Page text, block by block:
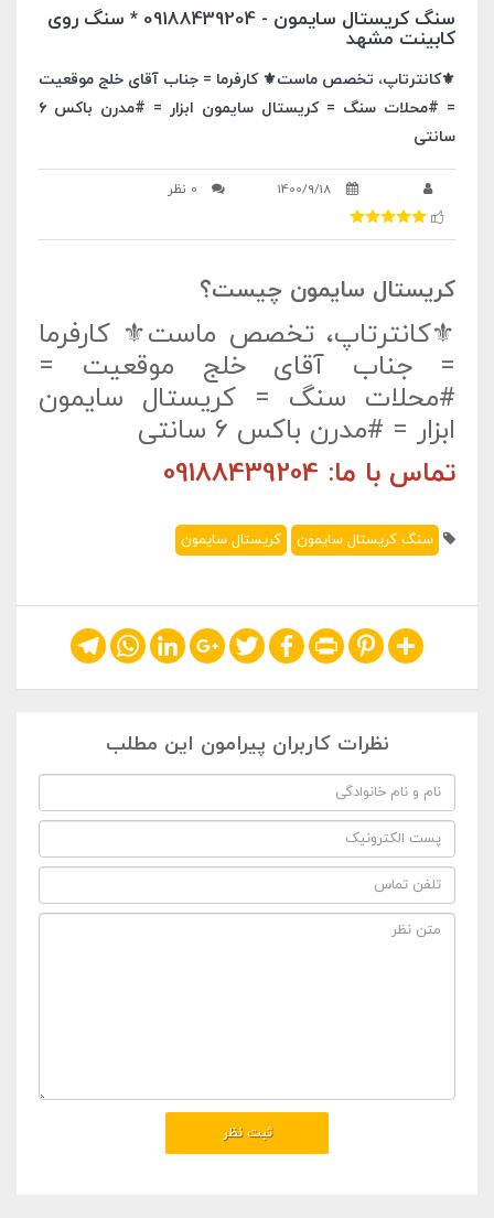
سنگ کریستال سایمون - 09188439204 * سنگ روی
کابینت مشهد
⚜️کانترتاپ، تخصص ماست⚜️ کارفرما = جناب آقای خلج موقعیت
= #محلات سنگ = کریستال سایمون ابزار = #مدرن باکس ۶
سانتی
1400/9/18 0 نظر
کریستال سایمون چیست؟
⚜️کانترتاپ، تخصص ماست⚜️ کارفرما
= جناب آقای خلج موقعیت =
#محلات سنگ = کریستال سایمون
ابزار = #مدرن باکس ۶ سانتی
تماس با ما: 09188439204
سنگ کریستال سایمون کریستال سایمون
Share
Pinterest
Print
Facebook
Twitter
Google+
LinkedIn
WhatsApp
Telegram
نظرات کاربران پیرامون این مطلب